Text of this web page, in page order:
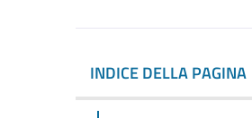
INDICE DELLA PAGINA